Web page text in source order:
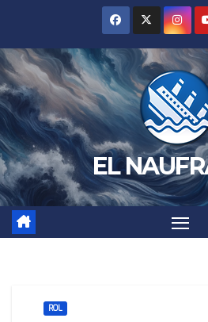
contenido
EL
ROL